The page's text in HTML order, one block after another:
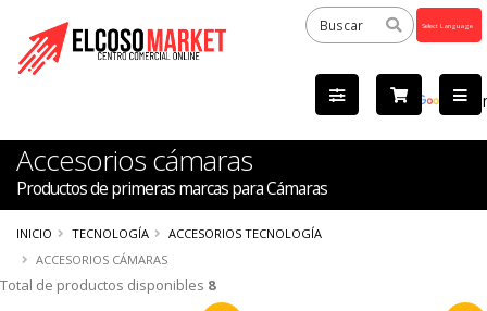
by
Accesorios cámaras
Productos de primeras marcas para Cámaras
INICIO TECNOLOGÍA
ACCESORIOS TECNOLOGÍA
ACCESORIOS CÁMARAS
Total de productos disponibles 8